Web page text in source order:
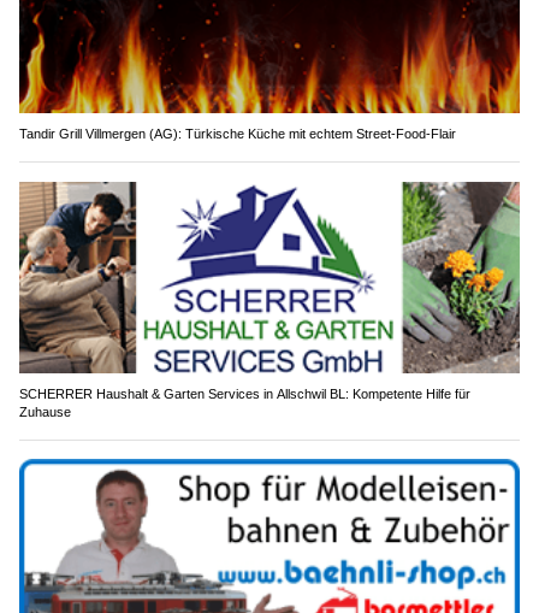
Tandir Grill Villmergen (AG): Türkische Küche mit echtem Street-Food-Flair
SCHERRER Haushalt & Garten Services in Allschwil BL: Kompetente Hilfe für
Zuhause